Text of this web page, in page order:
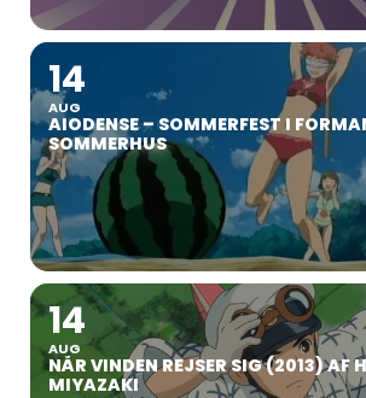
14
AUG
AIODENSE – SOMMERFEST I
SOMMERHUS
14
AUG
NÅR VINDEN REJSER SIG (2013) AF
MIYAZAKI